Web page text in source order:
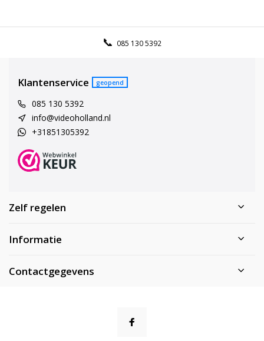
085 130 5392
Klantenservice geopend
085 130 5392
info@videoholland.nl
+31851305392
Zelf regelen
Informatie
Contactgegevens